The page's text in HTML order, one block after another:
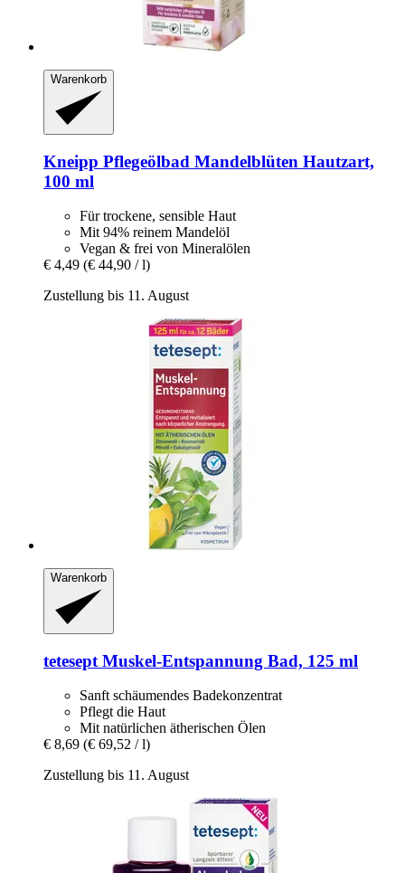
Warenkorb
Kneipp Pflegeölbad Mandelblüten Hautzart,
100 ml
Für trockene, sensible Haut
Mit 94% reinem Mandelöl
Vegan & frei von Mineralölen
€ 4,49 (€ 44,90 / l)
Zustellung bis 11. August
Warenkorb
tetesept Muskel-​Entspannung Bad, 125 ml
Sanft schäumendes Badekonzentrat
Pflegt die Haut
Mit natürlichen ätherischen Ölen
€ 8,69 (€ 69,52 / l)
Zustellung bis 11. August